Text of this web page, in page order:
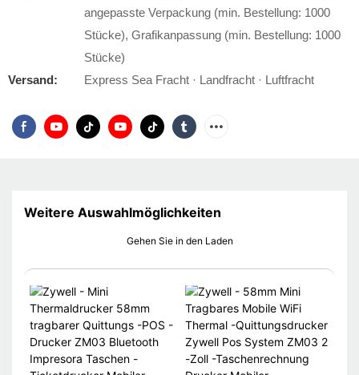
angepasste Verpackung (min. Bestellung: 1000
Stücke), Grafikanpassung (min. Bestellung: 1000
Stücke)
Versand:
Express Sea Fracht · Landfracht · Luftfracht
Weitere Auswahlmöglichkeiten
Gehen Sie in den Laden